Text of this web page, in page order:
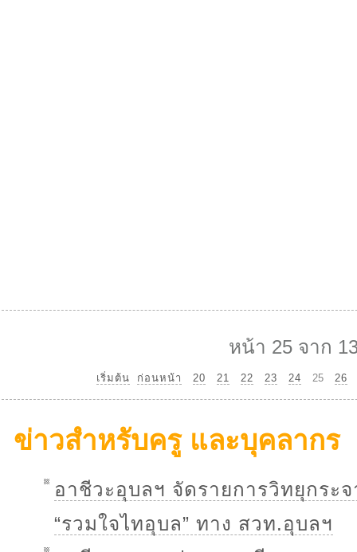
หน้า 25 จาก
เริ่มต้น ก่อนหน้า 20 21 22 23 24 25 26
ข่าวสำหรับครู และบุคลากร
อาชีวะอุบลฯ จัดรายการวิทยุกระจ
“รวมใจไทอุบล” ทาง สวท.อุบลฯ